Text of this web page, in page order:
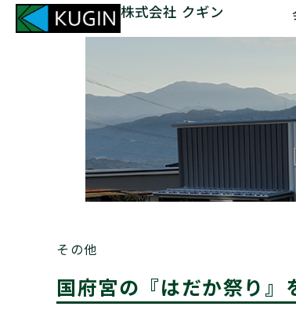
株式会社 クギン
その他
国府宮の『はだか祭り』